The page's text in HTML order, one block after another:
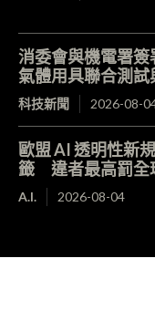
消委會與機電署
氣體用具聯合測試
科技新聞 2026-08-
歐盟 AI 透明性新
籤 違者最高罰全
A.I. 2026-08-04